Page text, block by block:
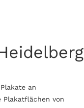
an
Plakatflächen von